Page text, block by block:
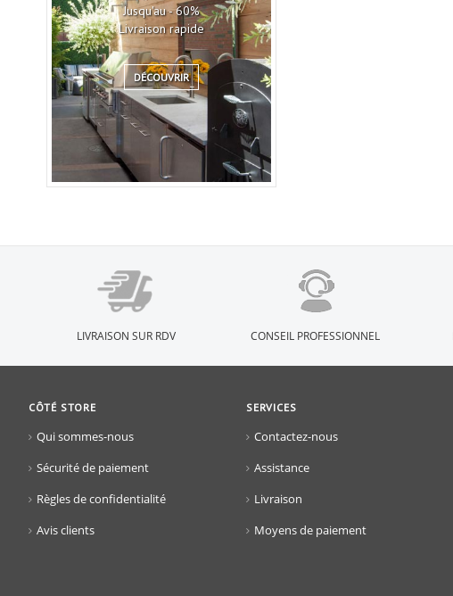
Jusqu'au - 60%
Livraison rapide
DÉCOUVRIR
LIVRAISON SUR RDV CONSEIL PROFESSIONNEL
CÔTÉ STORE
Qui sommes-nous
Sécurité de paiement
Règles de confidentialité
Avis clients
SERVICES
Contactez-nous
Assistance
Livraison
Moyens de paiement